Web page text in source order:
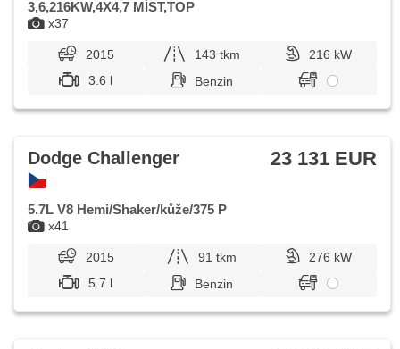
x37
3,6,216KW,4X4,7 MÍST,TOP
2015 143 tkm
216 kW
3.6 l
Benzin
x41
Dodge Challenger 23 131 EUR
5.7L V8 Hemi/Shaker/kůže/375 P
2015 91 tkm
276 kW
5.7 l
Benzin